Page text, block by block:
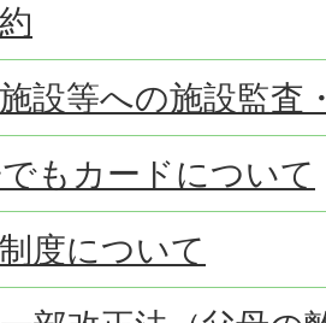
設等への施設監査
もカードについて
度について